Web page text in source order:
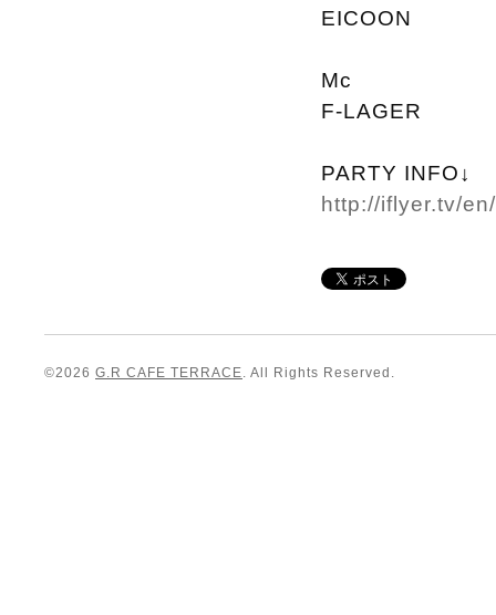
EICOON
Mc
F-LAGER
PARTY INFO↓
http://iflyer.tv/
©2026 G.R CAFE TERRACE. All Rights Reserved.